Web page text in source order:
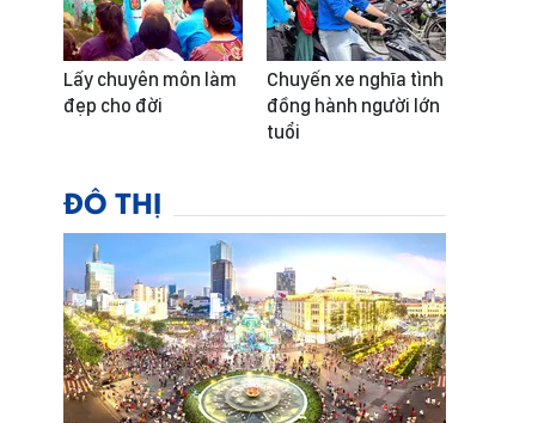
Lấy chuyên môn làm
đẹp cho đời
Chuyến xe nghĩa tình
đồng hành người lớn
tuổi
ĐÔ THỊ